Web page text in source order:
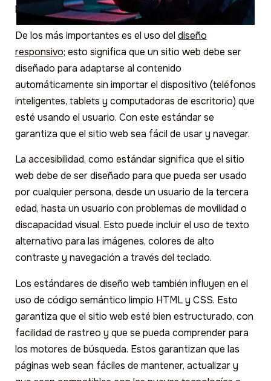
buscadores.
De los más importantes es el uso del diseño
responsivo; esto significa que un sitio web debe ser
diseñado para adaptarse al contenido
automáticamente sin importar el dispositivo (teléfonos
inteligentes, tablets y computadoras de escritorio) que
esté usando el usuario. Con este estándar se
garantiza que el sitio web sea fácil de usar y navegar.
La accesibilidad, como estándar significa que el sitio
web debe de ser diseñado para que pueda ser usado
por cualquier persona, desde un usuario de la tercera
edad, hasta un usuario con problemas de movilidad o
discapacidad visual. Esto puede incluir el uso de texto
alternativo para las imágenes, colores de alto
contraste y navegación a través del teclado.
Los estándares de diseño web también influyen en el
uso de código semántico limpio HTML y CSS. Esto
garantiza que el sitio web esté bien estructurado, con
facilidad de rastreo y que se pueda comprender para
los motores de búsqueda. Estos garantizan que las
páginas web sean fáciles de mantener, actualizar y